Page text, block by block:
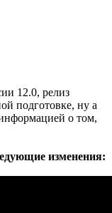
12.0, релиз
подготовке, ну а
о том,
изменения: